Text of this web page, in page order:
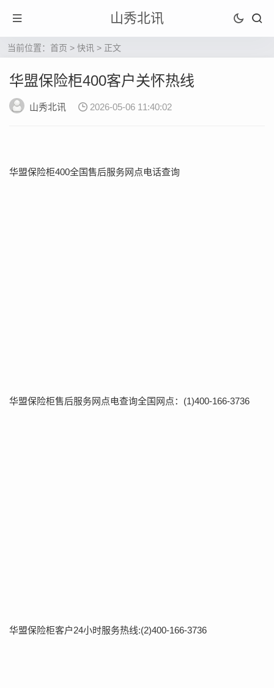
山秀北讯
当前位置： 首页 > 快讯 > 正文
华盟保险柜400客户关怀热线
山秀北讯 2026-05-06 11:40:02
华盟保险柜400全国售后服务网点电话查询
华盟保险柜售后服务网点电查询全国网点：(1)400-166-3736
华盟保险柜客户24小时服务热线:(2)400-166-3736